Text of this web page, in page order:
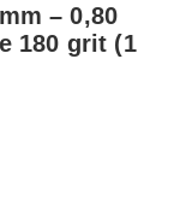
– 0,80
180 grit (1